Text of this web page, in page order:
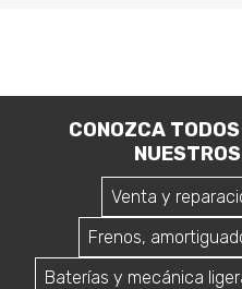
CONOZCA
Venta y
Frenos,
Baterías y mecánica